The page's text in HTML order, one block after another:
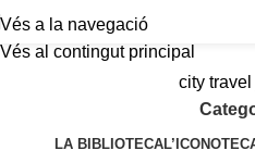
Vés a la navegació
Vés al contingut principal
city travel
LA BIBLIOTECA